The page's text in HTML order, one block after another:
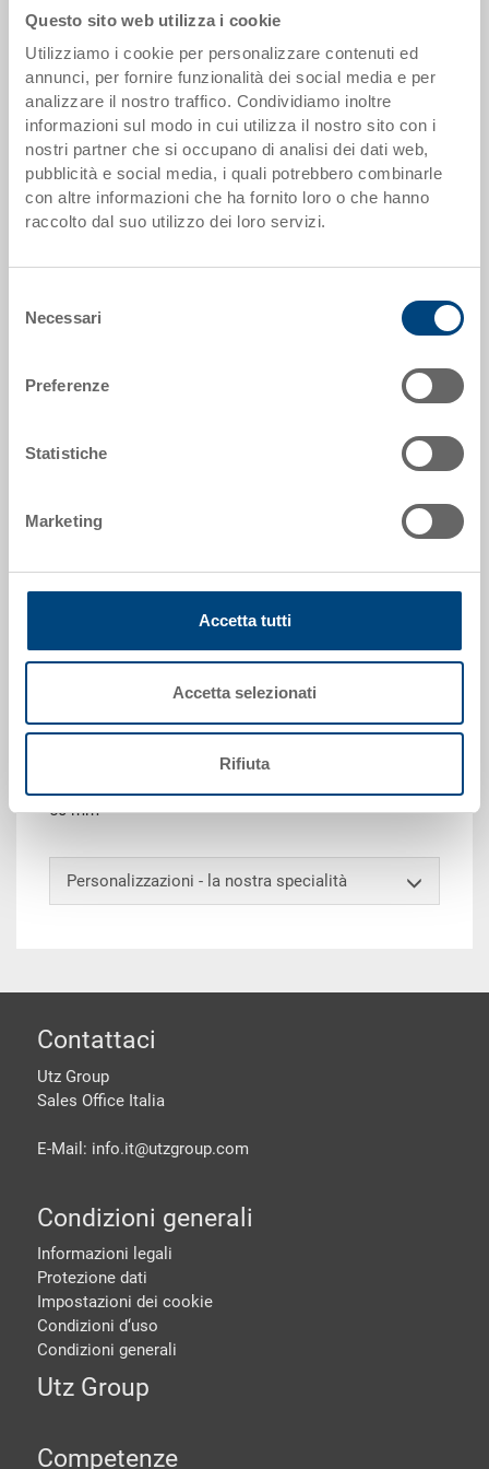
Questo sito web utilizza i cookie
Utilizziamo i cookie per personalizzare contenuti ed
annunci, per fornire funzionalità dei social media e per
analizzare il nostro traffico. Condividiamo inoltre
informazioni sul modo in cui utilizza il nostro sito con i
nostri partner che si occupano di analisi dei dati web,
pubblicità e social media, i quali potrebbero combinarle
con altre informazioni che ha fornito loro o che hanno
raccolto dal suo utilizzo dei loro servizi.
delNecessari
Preferenze
Statistiche
Marketing
Accetta tutti
Accetta selezionati
Rifiuta
Scaglioni quantità Prezzo
da 250 pezzi EUR 24,04
Scaglionamento per quantità secondo le unità di imballo.
Dati articolo
Dimensioni esterne:
Colore:
Contenitore EUROTEC, PP, blu luce RAL 5012, esterno
600x400x170 mm, interno 565x365x155 mm, 32.0 l,
passanti e 2 impugnature a conchiglia, scanalatura
per forche chiusa, punti di presa orizzontale aperti,
50 mm
Personalizzazioni - la nostra specialità
piè di pagine
Contattaci
Utz Group
Sales Office Italia
E-Mail: info.it@utzgroup.com
Condizioni generali
Informazioni legali
Protezione dati
Impostazioni dei cookie
Condizioni d‘uso
Condizioni generali
Utz Group
Competenze